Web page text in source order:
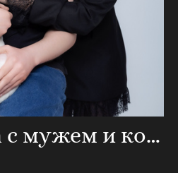
Александра с мужем и корги Пежик